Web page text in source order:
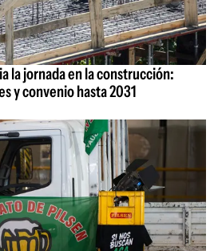
la jornada en la construcción:
y convenio hasta 2031